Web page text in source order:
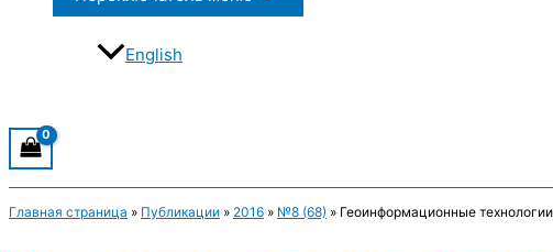
English
Главная страница » Публикации » 2016 » №8 (68) » Геоинформационные